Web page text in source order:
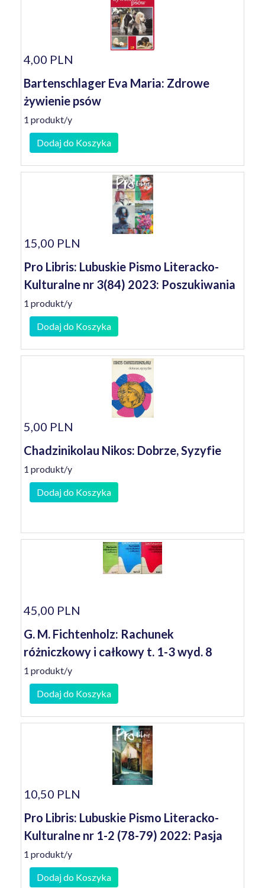
4,00 PLN
Bartenschlager Eva Maria: Zdrowe
żywienie psów
1 produkt/y
Dodaj do Koszyka
15,00 PLN
Pro Libris: Lubuskie Pismo Literacko-
Kulturalne nr 3(84) 2023: Poszukiwania
1 produkt/y
Dodaj do Koszyka
5,00 PLN
Chadzinikolau Nikos: Dobrze, Syzyfie
1 produkt/y
Dodaj do Koszyka
45,00 PLN
G. M. Fichtenholz: Rachunek
różniczkowy i całkowy t. 1-3 wyd. 8
1 produkt/y
Dodaj do Koszyka
10,50 PLN
Pro Libris: Lubuskie Pismo Literacko-
Kulturalne nr 1-2 (78-79) 2022: Pasja
1 produkt/y
Dodaj do Koszyka